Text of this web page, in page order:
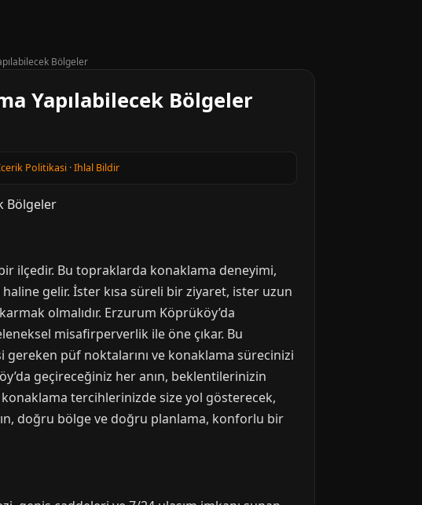
Bölgeler
Yapılabilecek Bölgeler
Politikasi ·Ihlal Bildir
ilçedir. Bu topraklarda konaklama deneyimi,
gelir. İster kısa süreli bir ziyaret, ister uzun
olmalıdır. Erzurum Köprüköy’da
misafirperverlik ile öne çıkar. Bu
püf noktalarını ve konaklama sürecinizi
geçireceğiniz her anın, beklentilerinizin
konaklama tercihlerinizde size yol gösterecek,
doğru bölge ve doğru planlama, konforlu bir